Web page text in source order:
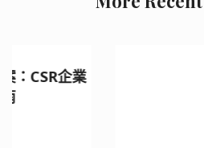
香
活